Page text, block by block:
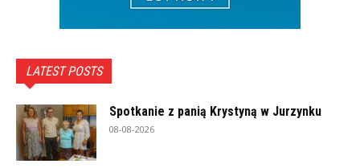
LATEST POSTS
Spotkanie z panią Krystyną w Jurzynku
08-08-2026